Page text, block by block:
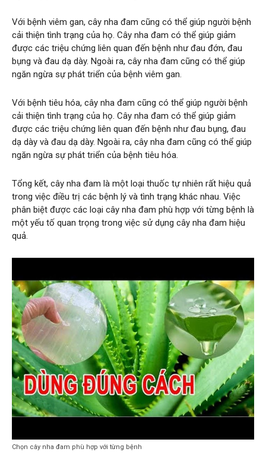
Với bệnh viêm gan, cây nha đam cũng có thể giúp người bệnh
cải thiện tình trạng của họ. Cây nha đam có thể giúp giảm
được các triệu chứng liên quan đến bệnh như đau đớn, đau
bụng và đau dạ dày. Ngoài ra, cây nha đam cũng có thể giúp
ngăn ngừa sự phát triển của bệnh viêm gan.
Với bệnh tiêu hóa, cây nha đam cũng có thể giúp người bệnh
cải thiện tình trạng của họ. Cây nha đam có thể giúp giảm
được các triệu chứng liên quan đến bệnh như đau bụng, đau
dạ dày và đau dạ dày. Ngoài ra, cây nha đam cũng có thể giúp
ngăn ngừa sự phát triển của bệnh tiêu hóa.
Tổng kết, cây nha đam là một loại thuốc tự nhiên rất hiệu quả
trong việc điều trị các bệnh lý và tình trạng khác nhau. Việc
phân biệt được các loại cây nha đam phù hợp với từng bệnh là
một yếu tố quan trọng trong việc sử dụng cây nha đam hiệu
quả.
Chọn cây nha đam phù hợp với từng bệnh